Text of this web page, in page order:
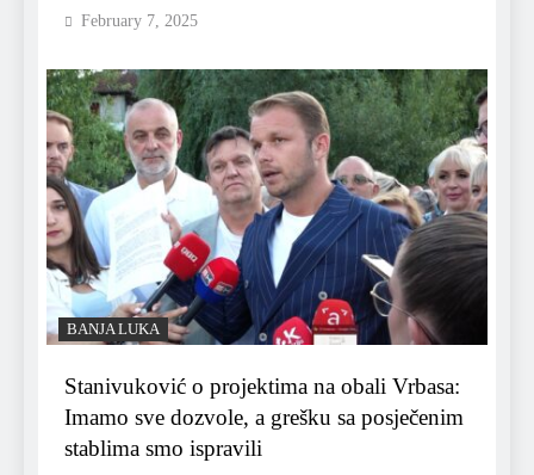
February 7, 2025
BANJA LUKA
Stanivuković o projektima na obali Vrbasa:
Imamo sve dozvole, a grešku sa posječenim
stablima smo ispravili